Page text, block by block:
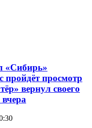
«Сибирь»
пройдёт просмотр
вернул своего